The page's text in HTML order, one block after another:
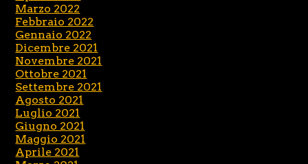
Marzo 2022
Febbraio 2022
Gennaio 2022
Dicembre 2021
Novembre 2021
Ottobre 2021
Settembre 2021
Agosto 2021
Luglio 2021
Giugno 2021
Maggio 2021
Aprile 2021